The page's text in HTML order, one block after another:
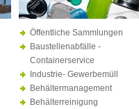
Öffentliche Sammlungen
Baustellenabfälle -
Containerservice
Industrie- Gewerbemüll
Behältermanagement
Behälterreinigung